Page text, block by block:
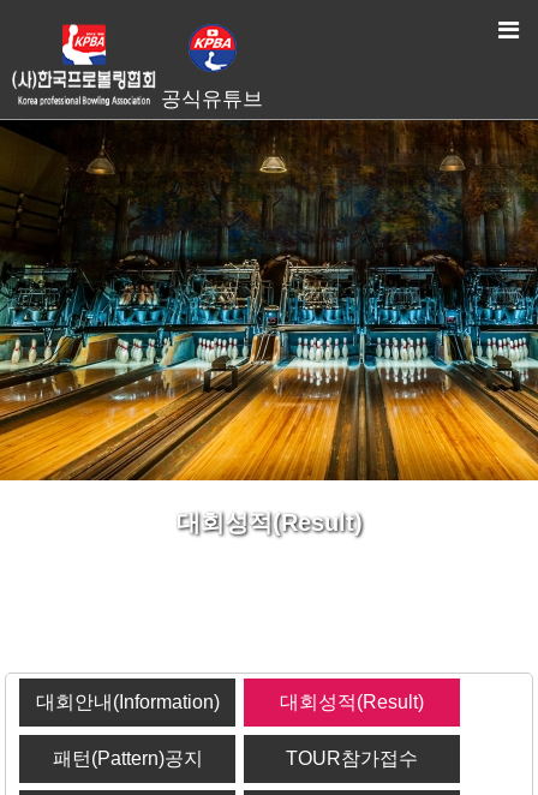
공식유튜브
대회성적(Result)
대회안내(Information) 대회성적(Result)
패턴(Pattern)공지 TOUR참가접수